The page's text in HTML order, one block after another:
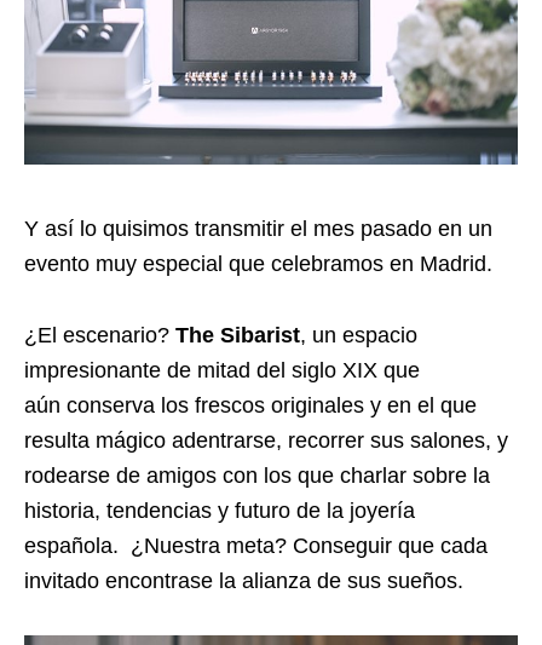
Y así lo quisimos transmitir el mes pasado en un
evento muy especial que celebramos en Madrid.
¿El escenario? The Sibarist, un espacio
impresionante de mitad del siglo XIX que
aún conserva los frescos originales y en el que
resulta mágico adentrarse, recorrer sus salones, y
rodearse de amigos con los que charlar sobre la
historia, tendencias y futuro de la joyería
española. ¿Nuestra meta? Conseguir que cada
invitado encontrase la alianza de sus sueños.